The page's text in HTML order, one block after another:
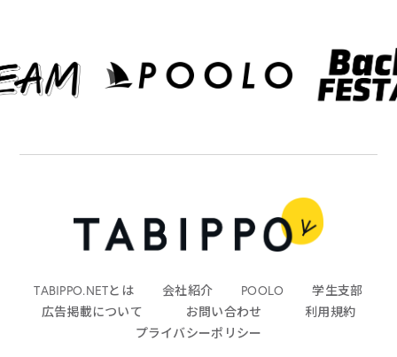
TABIPPO.NETとは 会社紹介 POOLO
学生支部
広告掲載について
お問い合わせ
利用規約
プライバシーポリシー